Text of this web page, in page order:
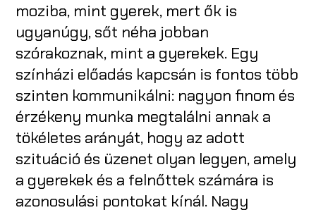
moziba, mint gyerek, mert ők is
ugyanúgy, sőt néha jobban
szórakoznak, mint a gyerekek. Egy
színházi előadás kapcsán is fontos több
szinten kommunikálni: nagyon finom és
érzékeny munka megtalálni annak a
tökéletes arányát, hogy az adott
szituáció és üzenet olyan legyen, amely
a gyerekek és a felnőttek számára is
azonosulási pontokat kínál. Nagy